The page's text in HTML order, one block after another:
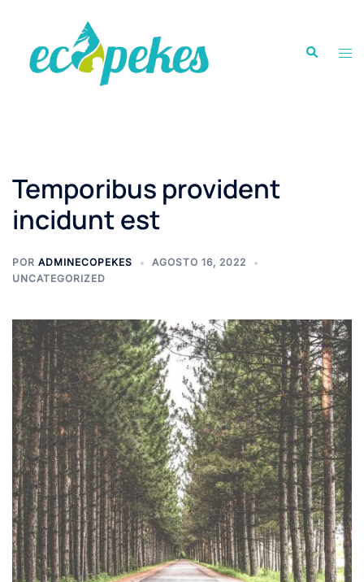
contenido
Buscar
Temporibus provident
incidunt est
POR ADMINECOPEKES
AGOSTO 16, 2022
UNCATEGORIZED